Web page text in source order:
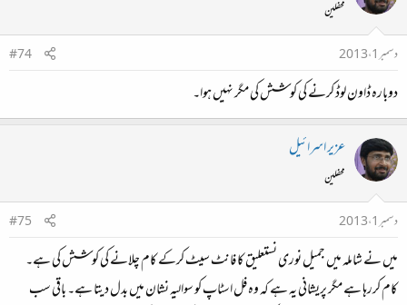
محفلین
دسمبر 1، 2013
#74
دوبارہ ڈاون لوڈ کرنے کی کوشش کی مگر نہیں ہوا۔
عزیر اسرائیل
محفلین
دسمبر 1، 2013
#75
میں نے شاملہ میں جمیل نوری نستعلیق کا فانٹ سیٹ کرکے کام چلانے کی کوشش کی ہے۔
کام کررہا ہے مگر پریشانی یہ ہے کہ وہ فل اسٹاپ کو سوالیہ نشان میں بدل دیتا ہے۔ باقی سب